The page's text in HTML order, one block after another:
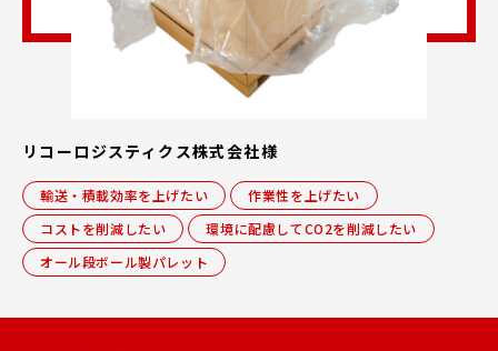
リコーロジスティクス株式会社様
輸送・積載効率を上げたい
作業性を上げたい
コストを削減したい
環境に配慮してCO2を削減したい
オール段ボール製パレット